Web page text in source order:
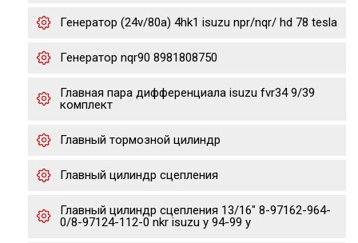
Генератор (24v/80a) 4hk1 isuzu npr/nqr/ hd 78 tesla
Генератор nqr90 8981808750
Главная пара дифференциала isuzu fvr34 9/39
комплект
Главный тормозной цилиндр
Главный цилиндр сцепления
Главный цилиндр сцепления 13/16" 8-97162-964-
0/8-97124-112-0 nkr isuzu y 94-99 y